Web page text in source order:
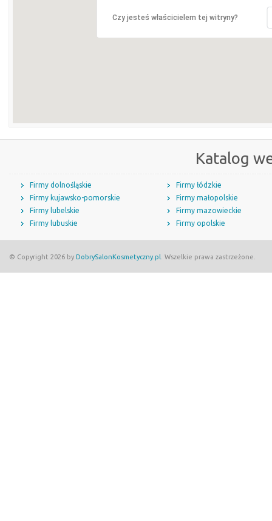
Czy jesteś właścicielem tej witryny?
Katalog
Firmy dolnośląskie
Firmy kujawsko-pomorskie
Firmy lubelskie
Firmy lubuskie
Firmy łódzkie
Firmy małopolskie
Firmy mazowieckie
Firmy opolskie
© Copyright 2026 by DobrySalonKosmetyczny.pl . Wszelkie prawa zastrzeżone.